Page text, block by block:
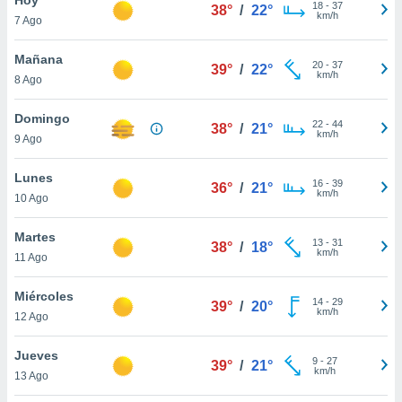
y
en
más
de
7 Ago
38° / 22° 18- 37
km/h
Mañana
8 Ago
39° / 22° 20- 37
km/h
Domingo
9 Ago
38° / 21° 22- 44
km/h
Lunes
10 Ago
36° / 21° 16- 39
km/h
Martes
11 Ago
38° / 18° 13- 31
km/h
Miércoles
12 Ago
39° / 20° 14- 29
km/h
Jueves
13 Ago
39° / 21° 9- 27
km/h